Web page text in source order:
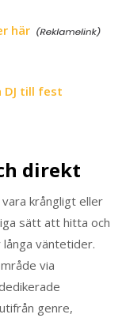
här
till fest
direkt
krångligt eller
sätt att hitta och
väntetider.
via
genre,